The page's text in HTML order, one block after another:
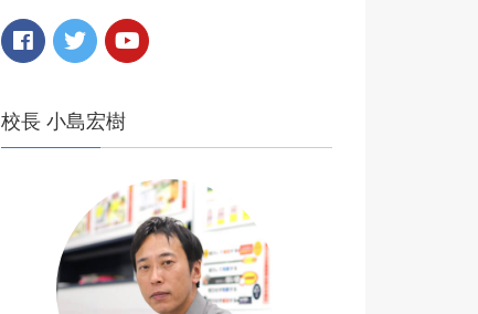
校長 小島宏樹